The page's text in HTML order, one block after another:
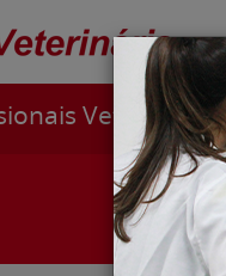
Veterinários